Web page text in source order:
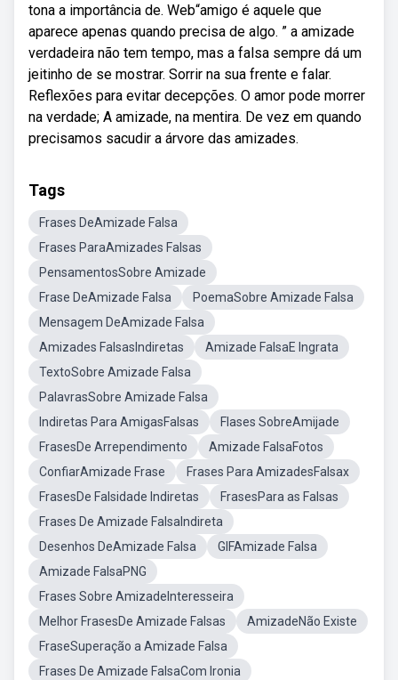
tona a importância de. Web“amigo é aquele que
aparece apenas quando precisa de algo. ” a amizade
verdadeira não tem tempo, mas a falsa sempre dá um
jeitinho de se mostrar. Sorrir na sua frente e falar.
Reflexões para evitar decepções. O amor pode morrer
na verdade; A amizade, na mentira. De vez em quando
precisamos sacudir a árvore das amizades.
Tags
Frases DeAmizade Falsa
Frases ParaAmizades Falsas
PensamentosSobre Amizade
Frase DeAmizade Falsa
PoemaSobre Amizade Falsa
Mensagem DeAmizade Falsa
Amizades FalsasIndiretas
Amizade FalsaE Ingrata
TextoSobre Amizade Falsa
PalavrasSobre Amizade Falsa
Indiretas Para AmigasFalsas
Flases SobreAmijade
FrasesDe Arrependimento
Amizade FalsaFotos
ConfiarAmizade Frase
Frases Para AmizadesFalsax
FrasesDe Falsidade Indiretas
FrasesPara as Falsas
Frases De Amizade FalsaIndireta
Desenhos DeAmizade Falsa
GIFAmizade Falsa
Amizade FalsaPNG
Frases Sobre AmizadeInteresseira
Melhor FrasesDe Amizade Falsas
AmizadeNão Existe
FraseSuperação a Amizade Falsa
Frases De Amizade FalsaCom Ironia